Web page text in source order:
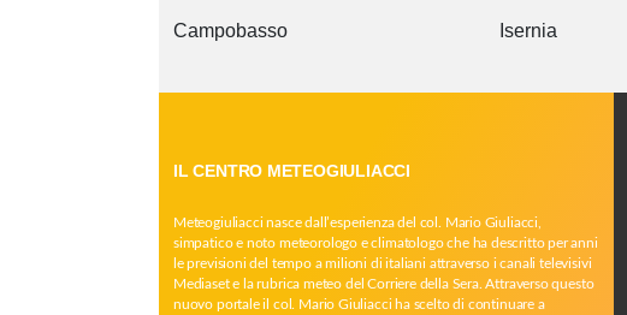
Campobasso Isernia
IL CENTRO METEOGIULIACCI
Meteogiuliacci nasce dall’esperienza del col. Mario Giuliacci,
simpatico e noto meteorologo e climatologo che ha descritto per anni
le previsioni del tempo a milioni di italiani attraverso i canali televisivi
Mediaset e la rubrica meteo del Corriere della Sera. Attraverso questo
nuovo portale il col. Mario Giuliacci ha scelto di continuare a